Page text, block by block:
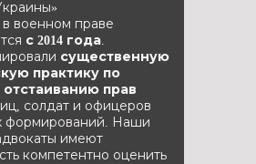
военном праве
с 2014 года.
существенную
практику по
прав
солдат и офицеров
формирований. Наши
имеют
компетентно оценить